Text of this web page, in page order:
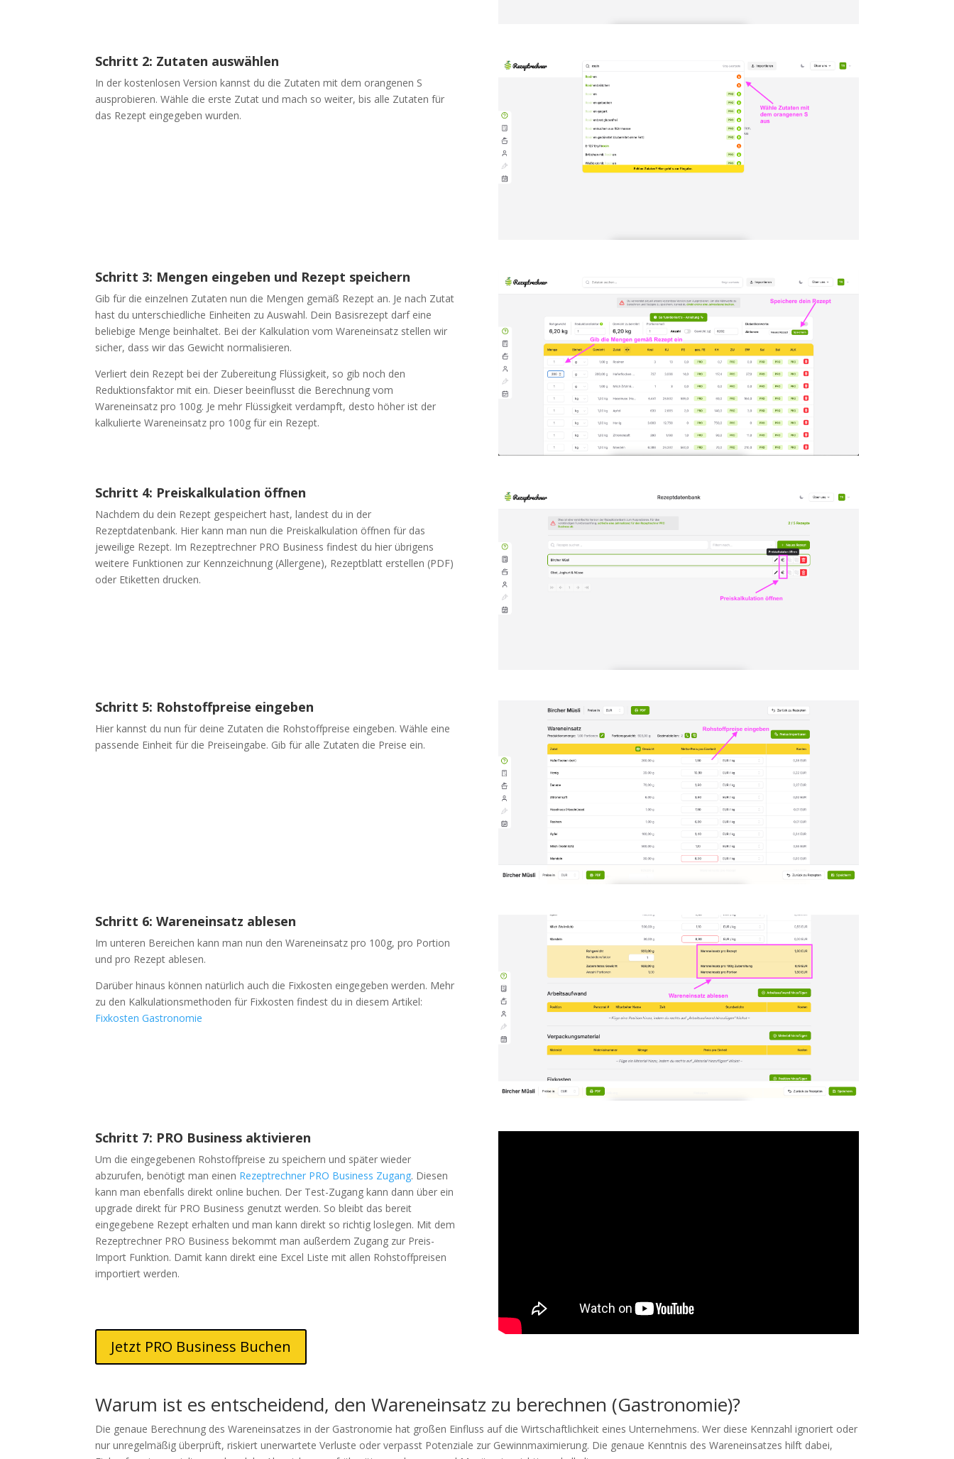
Schritt 2: Zutaten auswählen
In der kostenlosen Version kannst du die Zutaten mit dem orangenen S
ausprobieren. Wähle die erste Zutat und mach so weiter, bis alle Zutaten für
das Rezept eingegeben wurden.
Schritt 3: Mengen eingeben und Rezept speichern
Gib für die einzelnen Zutaten nun die Mengen gemäß Rezept an. Je nach Zutat
hast du unterschiedliche Einheiten zu Auswahl. Dein Basisrezept darf eine
beliebige Menge beinhaltet. Bei der Kalkulation vom Wareneinsatz stellen wir
sicher, dass wir das Gewicht normalisieren.
Verliert dein Rezept bei der Zubereitung Flüssigkeit, so gib noch den
Reduktionsfaktor mit ein. Dieser beeinflusst die Berechnung vom
Wareneinsatz pro 100g. Je mehr Flüssigkeit verdampft, desto höher ist der
kalkulierte Wareneinsatz pro 100g für ein Rezept.
Schritt 4: Preiskalkulation öffnen
Nachdem du dein Rezept gespeichert hast, landest du in der
Rezeptdatenbank. Hier kann man nun die Preiskalkulation öffnen für das
jeweilige Rezept. Im Rezeptrechner PRO Business findest du hier übrigens
weitere Funktionen zur Kennzeichnung (Allergene), Rezeptblatt erstellen (PDF)
oder Etiketten drucken.
Schritt 5: Rohstoffpreise eingeben
Hier kannst du nun für deine Zutaten die Rohstoffpreise eingeben. Wähle eine
passende Einheit für die Preiseingabe. Gib für alle Zutaten die Preise ein.
Schritt 6: Wareneinsatz ablesen
Im unteren Bereichen kann man nun den Wareneinsatz pro 100g, pro Portion
und pro Rezept ablesen.
Darüber hinaus können natürlich auch die Fixkosten eingegeben werden. Mehr
zu den Kalkulationsmethoden für Fixkosten findest du in diesem Artikel:
Fixkosten Gastronomie
Schritt 7: PRO Business aktivieren
Um die eingegebenen Rohstoffpreise zu speichern und später wieder
abzurufen, benötigt man einen Rezeptrechner PRO Business Zugang. Diesen
kann man ebenfalls direkt online buchen. Der Test-Zugang kann dann über ein
upgrade direkt für PRO Business genutzt werden. So bleibt das bereit
eingegebene Rezept erhalten und man kann direkt so richtig loslegen. Mit dem
Rezeptrechner PRO Business bekommt man außerdem Zugang zur Preis-
Import Funktion. Damit kann direkt eine Excel Liste mit allen Rohstoffpreisen
importiert werden.
Jetzt PRO Business Buchen
Warum ist es entscheidend, den Wareneinsatz zu berechnen (Gastronomie)?
Die genaue Berechnung des Wareneinsatzes in der Gastronomie hat großen Einfluss auf die Wirtschaftlichkeit eines Unternehmens. Wer diese Kennzahl ignoriert oder
nur unregelmäßig überprüft, riskiert unerwartete Verluste oder verpasst Potenziale zur Gewinnmaximierung. Die genaue Kenntnis des Wareneinsatzes hilft dabei,